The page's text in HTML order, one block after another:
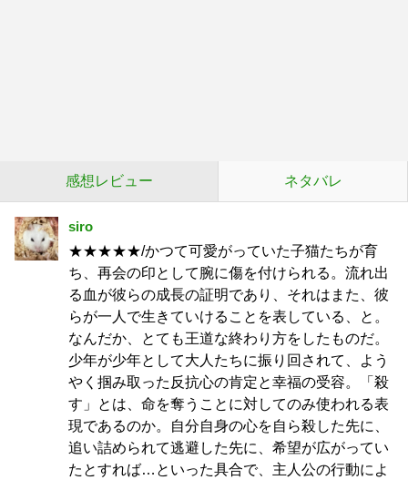
感想レビュー ネタバレ
siro
★★★★★/かつて可愛がっていた子猫たちが育
ち、再会の印として腕に傷を付けられる。流れ出
る血が彼らの成長の証明であり、それはまた、彼
らが一人で生きていけることを表している、と。
なんだか、とても王道な終わり方をしたものだ。
少年が少年として大人たちに振り回されて、よう
やく掴み取った反抗心の肯定と幸福の受容。「殺
す」とは、命を奪うことに対してのみ使われる表
現であるのか。自分自身の心を自ら殺した先に、
追い詰められて逃避した先に、希望が広がってい
たとすれば…といった具合で、主人公の行動によ